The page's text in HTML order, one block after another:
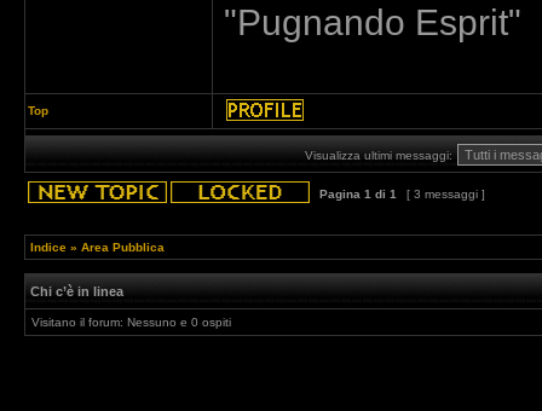
"Pugnando Esprit"
Top
Visualizza ultimi messaggi:
Pagina 1 di 1 [ 3 messaggi ]
Indice » Area Pubblica
Chi c’è in linea
Visitano il forum: Nessuno e 0 ospiti